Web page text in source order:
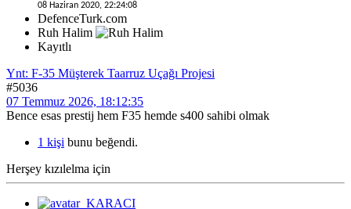
08 Haziran 2020, 22:24:08
DefenceTurk.com
Ruh Halim
Kayıtlı
Ynt: F-35 Müşterek Taarruz Uçağı Projesi
#5036
07 Temmuz 2026, 18:12:35
Bence esas prestij hem F35 hemde s400 sahibi olmak
1 kişi bunu beğendi.
Herşey kızılelma için